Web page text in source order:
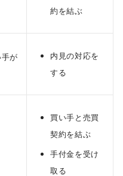
約を結ぶ
が
内見の対応を
する
買い手と売買
契約を結ぶ
手付金を受け
取る